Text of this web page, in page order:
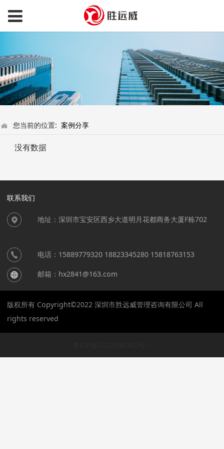
您当前的位置: 案例分享
没有数据
联系我们
地址：深圳市宝安区西乡大道明月花都商务大厦F栋702
电话：15889779320 18823345280 15818763153
邮箱：hx2841@163.com
版权所有 Copyright©2022 深圳市胜远威管理咨询有限公司 All
rights reserved